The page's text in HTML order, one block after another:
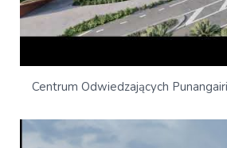
Centrum Odwiedzających